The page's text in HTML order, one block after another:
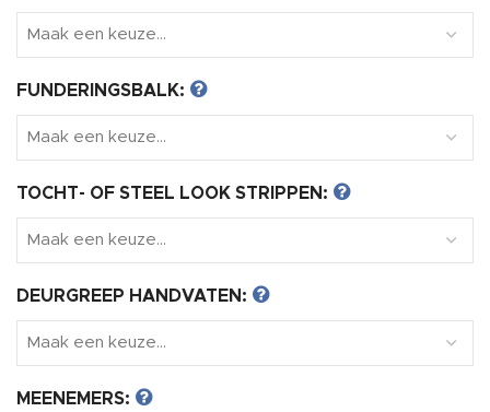
FUNDERINGSBALK:
TOCHT- OF STEEL LOOK STRIPPEN:
DEURGREEP HANDVATEN:
MEENEMERS: